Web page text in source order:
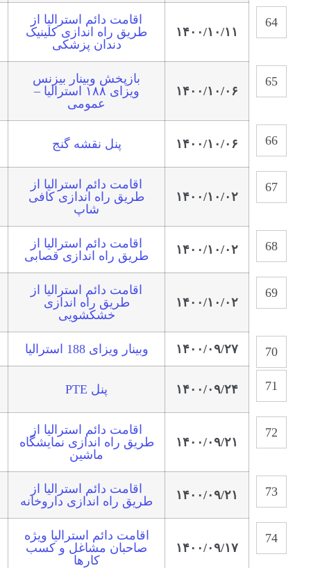
۱۴۰۰/۱۰/۱۱
اقامت دائم استرالیا از
طریق راه اندازی کلینیک
دندان پزشکی
۱۴۰۰/۱۰/۰۶
بازپخش وبینار بیزنس
ویزای ۱۸۸ استرالیا –
عمومی
۱۴۰۰/۱۰/۰۶ پنل نقشه گنج
۱۴۰۰/۱۰/۰۲
اقامت دائم استرالیا از
طریق راه اندازی کافی
شاپ
۱۴۰۰/۱۰/۰۲
اقامت دائم استرالیا از
طریق راه اندازی قصابی
۱۴۰۰/۱۰/۰۲
اقامت دائم استرالیا از
طریق راه اندازی
خشکشویی
۱۴۰۰/۰۹/۲۷ وبینار ویزای 188 استرالیا
۱۴۰۰/۰۹/۲۴ پنل PTE
۱۴۰۰/۰۹/۲۱
اقامت دائم استرالیا از
طریق راه اندازی نمایشگاه
ماشین
۱۴۰۰/۰۹/۲۱
اقامت دائم استرالیا از
طریق راه اندازی داروخانه
۱۴۰۰/۰۹/۱۷
اقامت دائم استرالیا ویژه
صاحبان مشاغل و کسب
کارها